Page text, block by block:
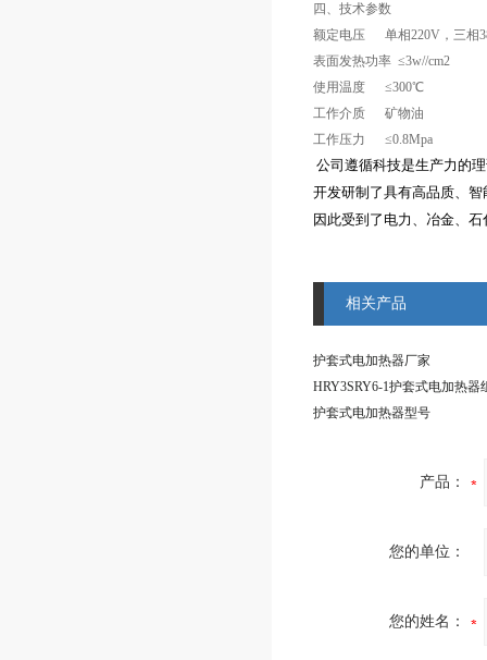
四、技术参数
额定电压 单相220V，三相
表面发热功率 ≤3w//cm2
使用温度 ≤300℃
工作介质 矿物油
工作压力 ≤0.8Mpa
公司遵循科技是生产力的
开发研制了具有高品质、
因此受到了电力、冶金、
相关产品
护套式电加热器厂家
HRY3SRY6-1护套式电加热器
护套式电加热器型号
产品：
您的单位：
您的姓名：